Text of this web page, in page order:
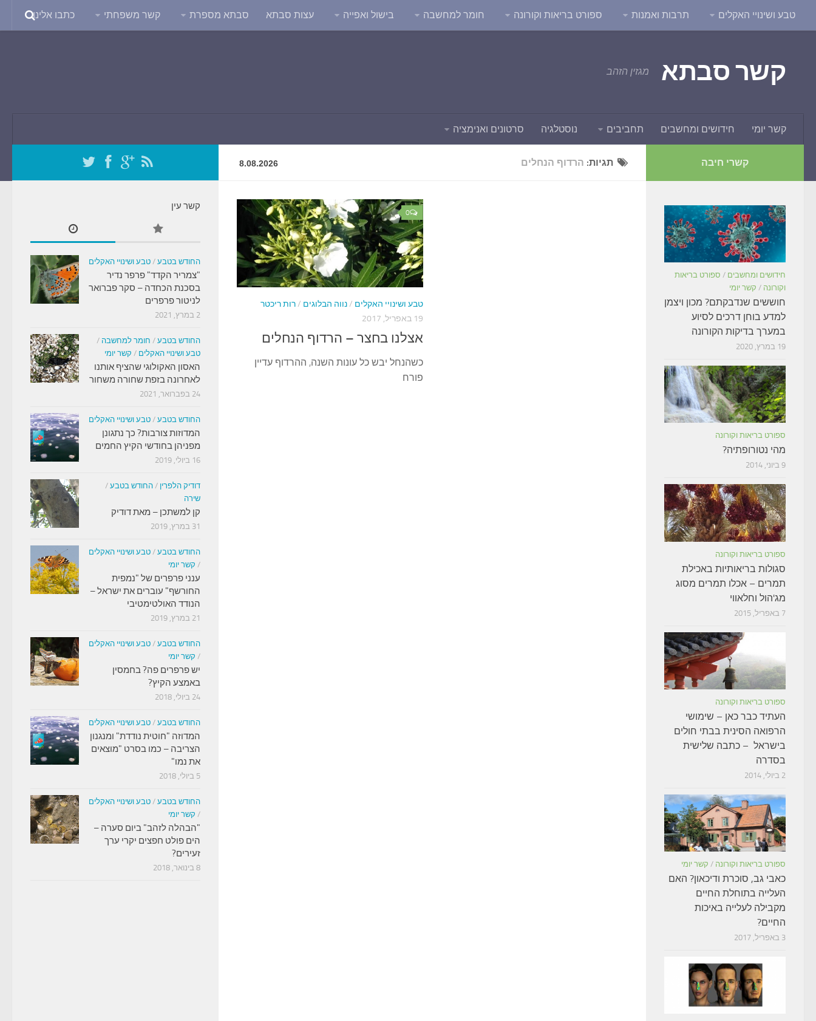
טבע ושינויי האקלים תרבות ואמנות ספורט בריאות וקורונה חומר למחשבה בישול ואפייה עצות סבתא סבתא מספרת קשר משפחתי כתבו אלינו
קשר סבתא מגזין הזהב
קשר יומי חידושים ומחשבים תחביבים נוסטלגיה סרטונים ואנימציה
תגיות: הרדוף הנחלים 8.08.2026
0
טבע ושינויי האקלים /נווה הבלוגים /רות ריכטר
19 באפריל, 2017
אצלנו בחצר – הרדוף הנחלים
כשהנחל יבש כל עונות השנה, ההרדוף עדיין
פורח
קשר עין
החודש בטבע / טבע ושינויי האקלים
"צמריר הקדד" פרפר נדיר
בסכנת הכחדה – סקר פברואר
לניטור פרפרים
2 במרץ, 2021
החודש בטבע / חומר למחשבה /
טבע ושינויי האקלים / קשר יומי
האסון האקולוגי שהציף אותנו
לאחרונה בזפת שחורה משחור
24 בפברואר, 2021
החודש בטבע / טבע ושינויי האקלים
המדוזות צורבות? כך נתגונן
מפניהן בחודשי הקיץ החמים
16 ביולי, 2019
דודיק הלפרין / החודש בטבע /
שירה
קן למשתכן – מאת דודיק
31 במרץ, 2019
החודש בטבע / טבע ושינויי האקלים
/ קשר יומי
ענני פרפרים של "נמפית
החורשף" עוברים את ישראל –
הנודד האולטימטיבי
21 במרץ, 2019
החודש בטבע / טבע ושינויי האקלים
/ קשר יומי
יש פרפרים פה? בחמסין
באמצע הקיץ?
24 ביולי, 2018
החודש בטבע / טבע ושינויי האקלים
המדוזה "חוטית נודדת" ומנגנון
הצריבה – כמו בסרט "מוצאים
את נמו"
5 ביולי, 2018
החודש בטבע / טבע ושינויי האקלים
/ קשר יומי
"הבהלה לזהב" ביום סערה –
הים פולט חפצים יקרי ערך
זעירים?
8 בינואר, 2018
קשרי חיבה
חידושים ומחשבים / ספורט בריאות
וקורונה / קשר יומי
חוששים שנדבקתם? מכון ויצמן
למדע בוחן דרכים לסיוע
במערך בדיקות הקורונה
19 במרץ, 2020
ספורט בריאות וקורונה
מהי נטורופתיה?
9 ביוני, 2014
ספורט בריאות וקורונה
סגולות בריאותיות באכילת
תמרים – אכלו תמרים מסוג
מג'הול וחלאווי
7 באפריל, 2015
ספורט בריאות וקורונה
העתיד כבר כאן – שימושי
הרפואה הסינית בבתי חולים
בישראל – כתבה שלישית
בסדרה
2 ביולי, 2014
ספורט בריאות וקורונה / קשר יומי
כאבי גב, סוכרת ודיכאון? האם
העלייה בתוחלת החיים
מקבילה לעלייה באיכות
החיים?
3 באפריל, 2017